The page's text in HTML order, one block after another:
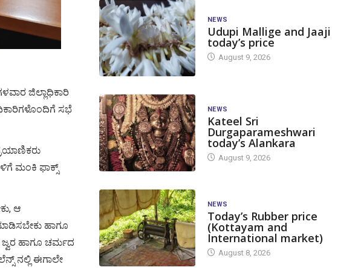
ಜಿಲ್ಲಾಧಿಕಾರಿ
ಸಭೆ
ಮಂಕಿ ಫಾಕ್ಸ್
ಆ
ಹಾಗೂ
ಜ್ವರ ಹಾಗೂ ಚರ್ಮದ
ನಲ್ಲಿ ಈಗಾಲೇ
NEWS
Udupi Mallige and Jaaji
today’s price
August 9, 2026
NEWS
Kateel Sri
Durgaparameshwari
today’s Alankara
August 9, 2026
NEWS
Today’s Rubber price
(Kottayam and
International market)
August 8, 2026